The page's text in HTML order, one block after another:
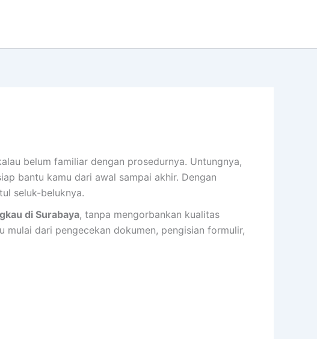
belum familiar dengan prosedurnya. Untungnya,
bantu kamu dari awal sampai akhir. Dengan
seluk-beluknya.
di Surabaya, tanpa mengorbankan kualitas
dari pengecekan dokumen, pengisian formulir,